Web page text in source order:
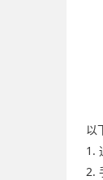
以
1.
2.